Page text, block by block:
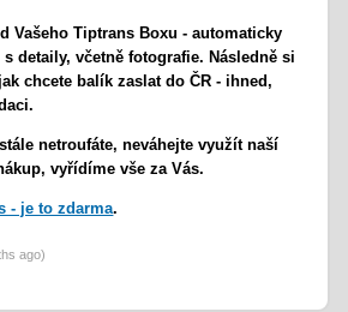
Vašeho Tiptrans Boxu - automaticky
detaily, včetně fotografie. Následně si
chcete balík zaslat do ČR - ihned,
netroufáte, neváhejte využít naší
vyřídíme vše za Vás.
- je to zdarma.
ago)